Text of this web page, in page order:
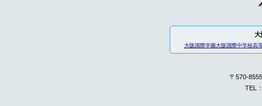
大
大阪国際学園大阪国際中学校高
〒570-
TEL